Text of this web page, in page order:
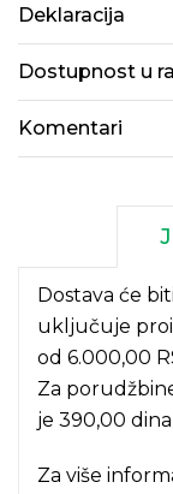
Deklaracija
Dostupnost u
Komentari
Dostava će
uključuje
od 6.000,00
Za
je 390,00
Za više